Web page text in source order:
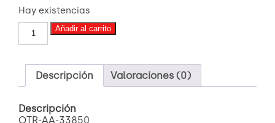
Hay existencias
OTR-
AA-
GREAT
WALL
HAVAL
MITSUBISHI
L200
Añadir al carrito
Descripción Valoraciones (0)
Descripción
OTR-AA-33850